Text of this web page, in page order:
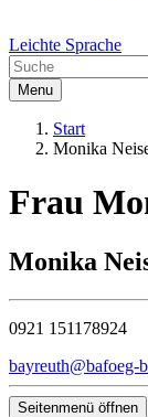
Leichte Sprache
Menu
Start
Monika
Frau
Monika
0921 151178924
bayreuth@bafoeg-
Seitenmenü öffnen